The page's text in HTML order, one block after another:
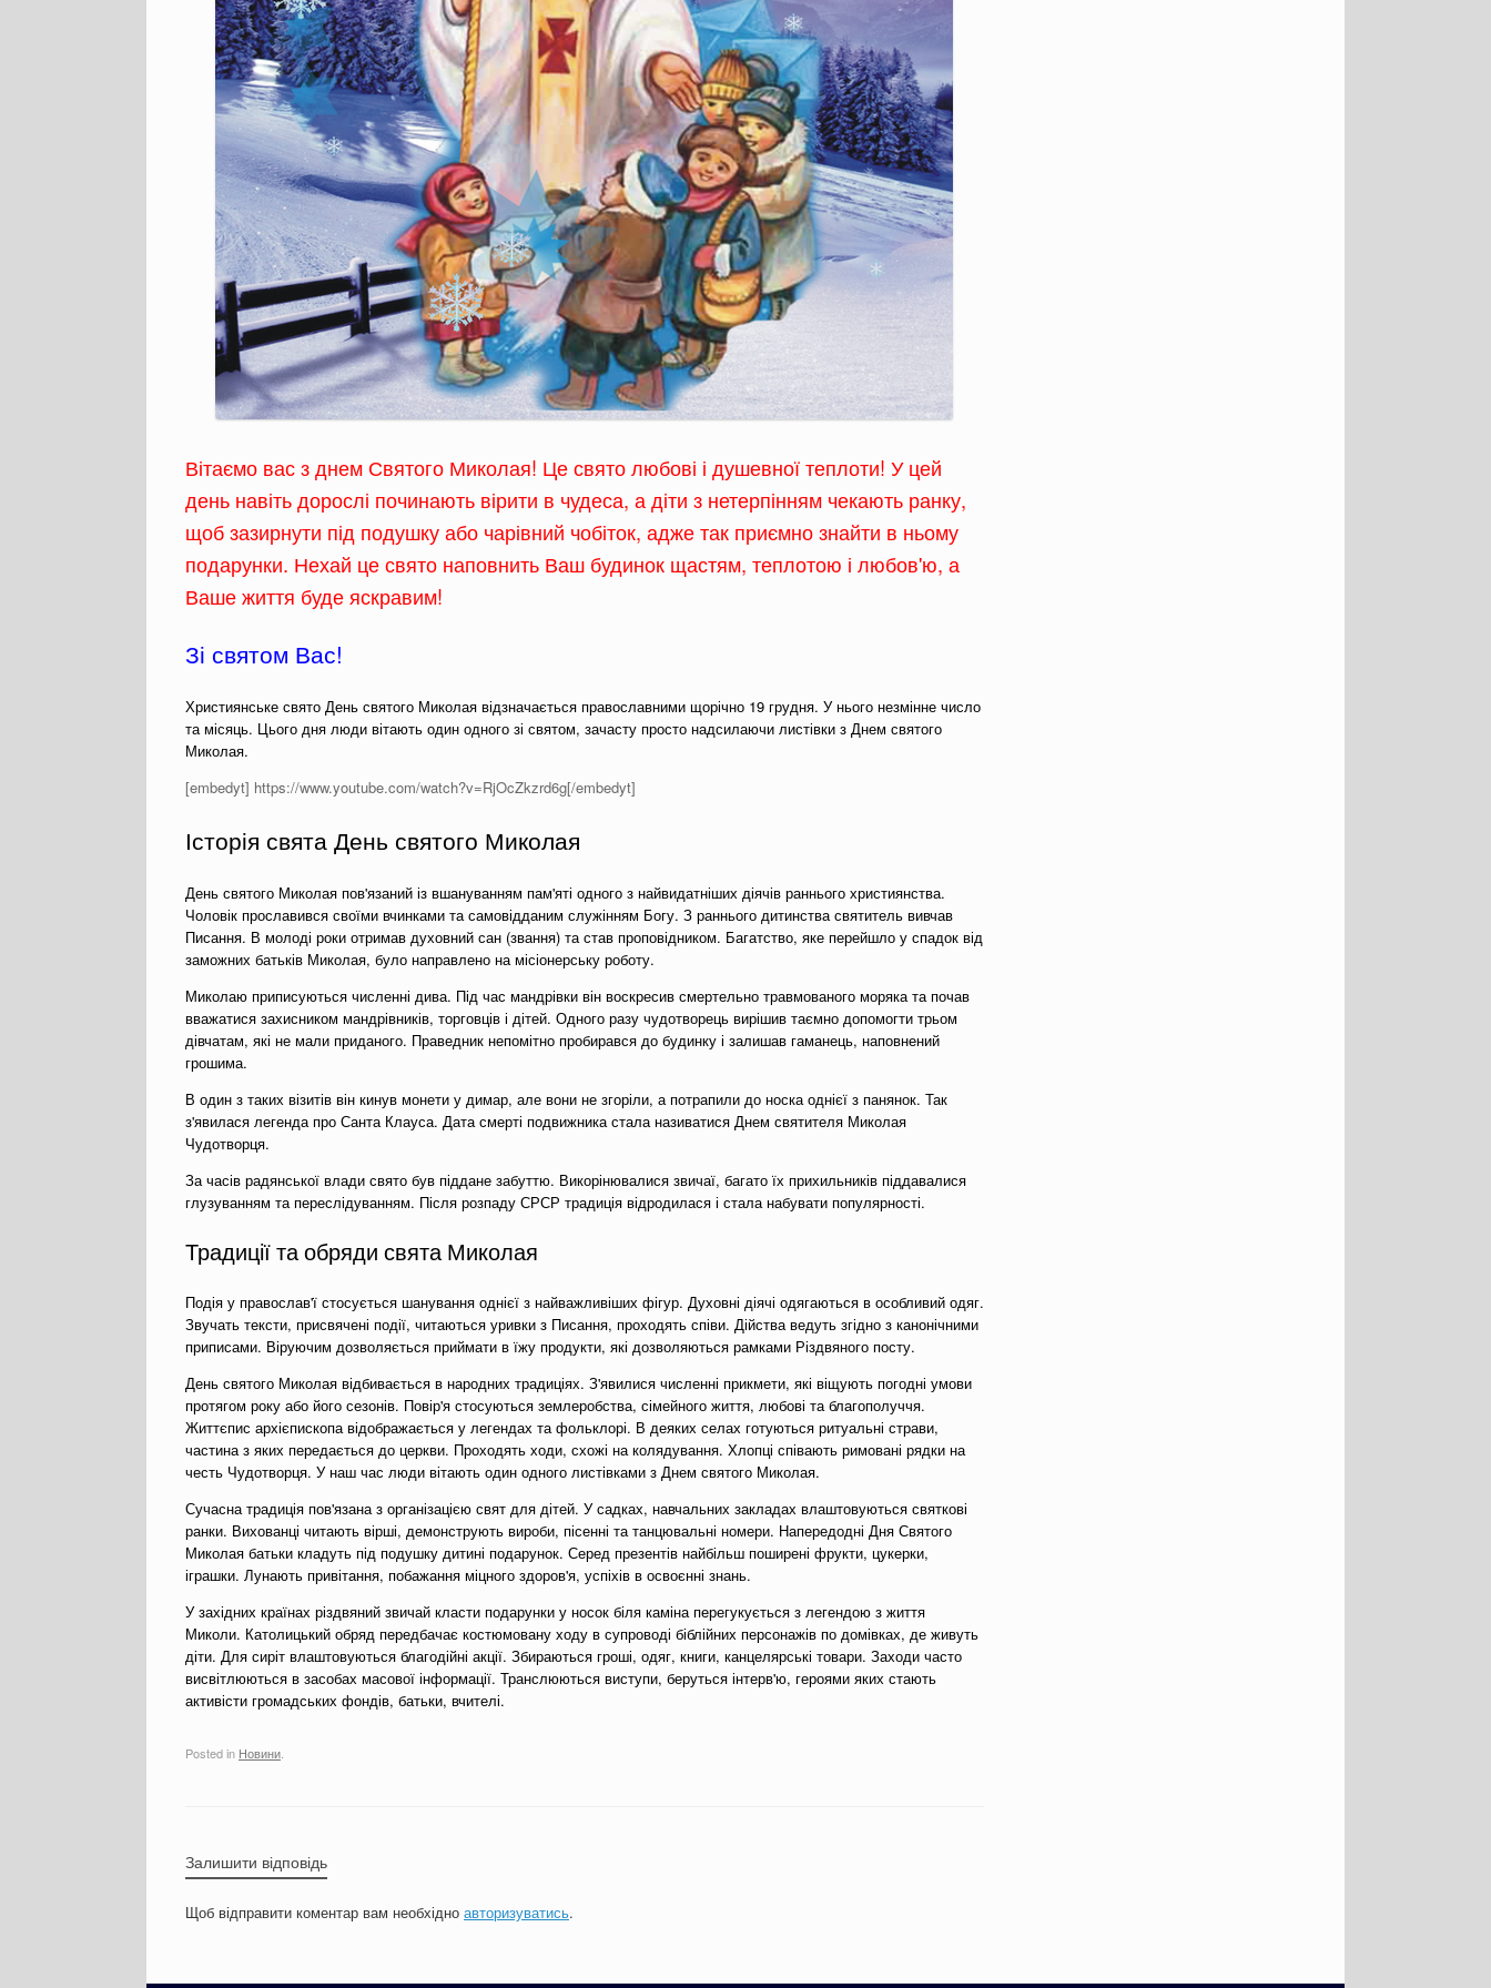
Вітаємо вас з днем Святого Миколая! Це свято любові і душевної теплоти! У цей
день навіть дорослі починають вірити в чудеса, а діти з нетерпінням чекають ранку,
щоб зазирнути під подушку або чарівний чобіток, адже так приємно знайти в ньому
подарунки. Нехай це свято наповнить Ваш будинок щастям, теплотою і любов'ю, а
Ваше життя буде яскравим!
Зі святом Вас!
Християнське свято День святого Миколая відзначається православними щорічно 19 грудня. У нього незмінне число
та місяць. Цього дня люди вітають один одного зі святом, зачасту просто надсилаючи листівки з Днем святого
Миколая.
[embedyt] https://www.youtube.com/watch?v=RjOcZkzrd6g[/embedyt]
Історія свята День святого Миколая
День святого Миколая пов'язаний із вшануванням пам'яті одного з найвидатніших діячів раннього християнства.
Чоловік прославився своїми вчинками та самовідданим служінням Богу. З раннього дитинства святитель вивчав
Писання. В молоді роки отримав духовний сан (звання) та став проповідником. Багатство, яке перейшло у спадок від
заможних батьків Миколая, було направлено на місіонерську роботу.
Миколаю приписуються численні дива. Під час мандрівки він воскресив смертельно травмованого моряка та почав
вважатися захисником мандрівників, торговців і дітей. Одного разу чудотворець вирішив таємно допомогти трьом
дівчатам, які не мали приданого. Праведник непомітно пробирався до будинку і залишав гаманець, наповнений
грошима.
В один з таких візитів він кинув монети у димар, але вони не згоріли, а потрапили до носка однієї з панянок. Так
з'явилася легенда про Санта Клауса. Дата смерті подвижника стала називатися Днем святителя Миколая
Чудотворця.
За часів радянської влади свято був піддане забуттю. Викорінювалися звичаї, багато їх прихильників піддавалися
глузуванням та переслідуванням. Після розпаду СРСР традиція відродилася і стала набувати популярності.
Традиції та обряди свята Миколая
Подія у православ'ї стосується шанування однієї з найважливіших фігур. Духовні діячі одягаються в особливий одяг.
Звучать тексти, присвячені події, читаються уривки з Писання, проходять співи. Дійства ведуть згідно з канонічними
приписами. Віруючим дозволяється приймати в їжу продукти, які дозволяються рамками Різдвяного посту.
День святого Миколая відбивається в народних традиціях. З'явилися численні прикмети, які віщують погодні умови
протягом року або його сезонів. Повір'я стосуються землеробства, сімейного життя, любові та благополуччя.
Життєпис архієпископа відображається у легендах та фольклорі. В деяких селах готуються ритуальні страви,
частина з яких передається до церкви. Проходять ходи, схожі на колядування. Хлопці співають римовані рядки на
честь Чудотворця. У наш час люди вітають один одного листівками з Днем святого Миколая.
Сучасна традиція пов'язана з організацією свят для дітей. У садках, навчальних закладах влаштовуються святкові
ранки. Вихованці читають вірші, демонструють вироби, пісенні та танцювальні номери. Напередодні Дня Святого
Миколая батьки кладуть під подушку дитині подарунок. Серед презентів найбільш поширені фрукти, цукерки,
іграшки. Лунають привітання, побажання міцного здоров'я, успіхів в освоєнні знань.
У західних країнах різдвяний звичай класти подарунки у носок біля каміна перегукується з легендою з життя
Миколи. Католицький обряд передбачає костюмовану ходу в супроводі біблійних персонажів по домівках, де живуть
діти. Для сиріт влаштовуються благодійні акції. Збираються гроші, одяг, книги, канцелярські товари. Заходи часто
висвітлюються в засобах масової інформації. Транслюються виступи, беруться інтерв'ю, героями яких стають
активісти громадських фондів, батьки, вчителі.
Posted in Новини
Залишити відповідь
Щоб відправити коментар вам необхідно авторизуватись.